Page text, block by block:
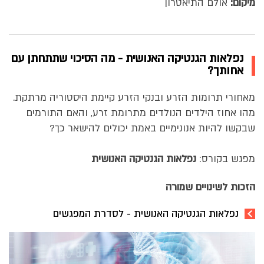
נפלאות הגנטיקה האנושית - מה הסיכוי שתתחתן עם
אחותך?
מאחורי תרומות הזרע ובנקי הזרע קיימת היסטוריה מרתקת.
מהו אחוז הילדים הנולדים מתרומת זרע, והאם התורמים
שבקשו להיות אנונימיים באמת יכולים להישאר כך?
מפגש בקורס: נפלאות הגנטיקה האנושית
הזכות לשינויים שמורה
נפלאות הגנטיקה האנושית - לסדרת המפגשים